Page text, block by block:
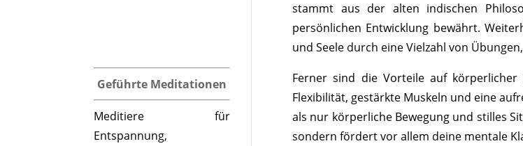
stammt aus der alten indischen
persönlichen Entwicklung bewährt.
und Seele durch eine Vielzahl von
Ferner sind die Vorteile auf körperlicher
Flexibilität, gestärkte Muskeln und eine
als nur körperliche Bewegung und stilles
sondern fördert vor allem deine mentale
Geführte Meditationen
Meditiere für
Entspannung,